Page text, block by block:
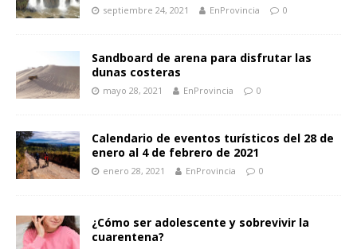
septiembre 24, 2021 EnProvincia 0
Sandboard de arena para disfrutar las
dunas costeras
mayo 28, 2021 EnProvincia 0
Calendario de eventos turísticos del 28 de
enero al 4 de febrero de 2021
enero 28, 2021 EnProvincia 0
¿Cómo ser adolescente y sobrevivir la
cuarentena?